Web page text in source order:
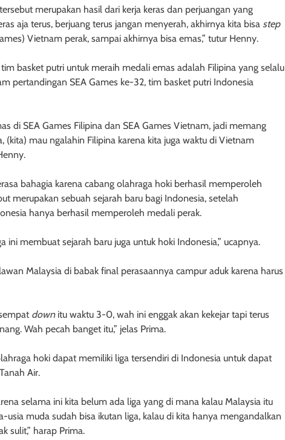
merupakan hasil dari kerja keras dan perjuangan yang
aja terus, berjuang terus jangan menyerah, akhirnya kita bisa step
Vietnam perak, sampai akhirnya bisa emas,” tutur Henny.
basket putri untuk meraih medali emas adalah Filipina yang selalu
pertandingan SEA Games ke-32, tim basket putri Indonesia
di SEA Games Filipina dan SEA Games Vietnam, jadi memang
mau ngalahin Filipina karena kita juga waktu di Vietnam
bahagia karena cabang olahraga hoki berhasil memperoleh
merupakan sebuah sejarah baru bagi Indonesia, setelah
hanya berhasil memperoleh medali perak.
ini membuat sejarah baru juga untuk hoki Indonesia,” ucapnya.
Malaysia di babak final perasaannya campur aduk karena harus
downitu waktu 3-0, wah ini enggak akan kekejar tapi terus
Wah pecah banget itu,” jelas Prima.
hoki dapat memiliki liga tersendiri di Indonesia untuk dapat
Air.
selama ini kita belum ada liga yang di mana kalau Malaysia itu
usia muda sudah bisa ikutan liga, kalau di kita hanya mengandalkan
sulit,” harap Prima.